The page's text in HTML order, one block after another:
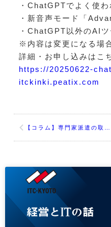
・ChatGPTでよく使わ
・新音声モード「
・ChatGPT以外のAI
※内容は変更になる場
詳細・お申し込みはこ
https://20250622-
itckinki.peatix.com